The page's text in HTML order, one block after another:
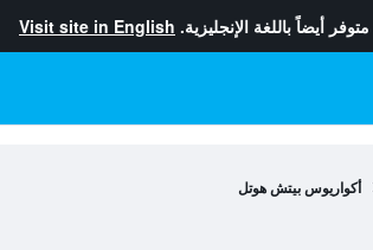
متوفر أيضاً باللغة الإنجليزية. Visit site in English
أكواريوس بيتش هوتل